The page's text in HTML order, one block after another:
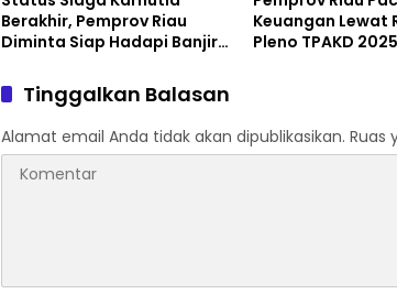
Berakhir, Pemprov Riau
Diminta Siap Hadapi Banjir
Keuangan Lewat
Pleno TPAKD 2025
Tinggalkan Balasan
Alamat email Anda tidak akan dipublikasikan. Ruas